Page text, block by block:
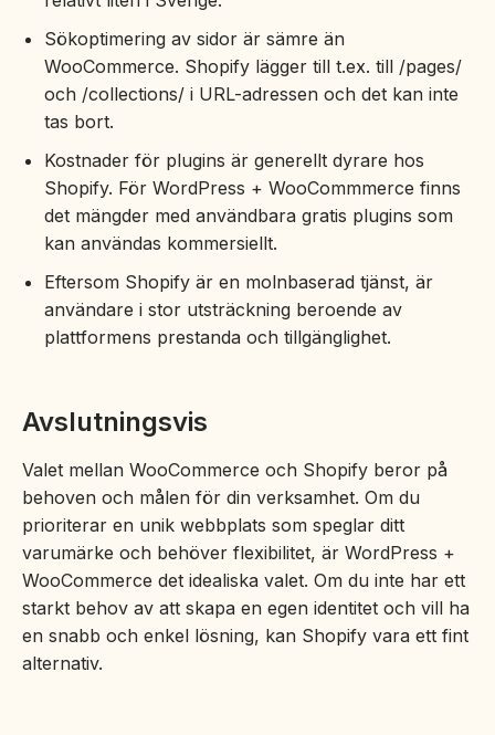
Sökoptimering av sidor är sämre än
WooCommerce. Shopify lägger till t.ex. till /pages/
och /collections/ i URL-adressen och det kan inte
tas bort.
Kostnader för plugins är generellt dyrare hos
Shopify. För WordPress + WooCommmerce finns
det mängder med användbara gratis plugins som
kan användas kommersiellt.
Eftersom Shopify är en molnbaserad tjänst, är
användare i stor utsträckning beroende av
plattformens prestanda och tillgänglighet.
Avslutningsvis
Valet mellan WooCommerce och Shopify beror på
behoven och målen för din verksamhet. Om du
prioriterar en unik webbplats som speglar ditt
varumärke och behöver flexibilitet, är WordPress +
WooCommerce det idealiska valet. Om du inte har ett
starkt behov av att skapa en egen identitet och vill ha
en snabb och enkel lösning, kan Shopify vara ett fint
alternativ.